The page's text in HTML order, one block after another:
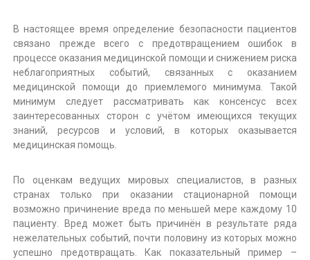
ч
е
с
к
а
я
и
к
л
и
н
н
и
к
В настоящее время определение безопасности пациентов
связано прежде всего с предотвращением ошибок в
процессе оказания медицинской помощи и снижением риска
неблагоприятных событий, связанных с оказанием
медицинской помощи до приемлемого минимума. Такой
минимум следует рассматривать как консенсус всех
заинтересованных сторон с учётом имеющихся текущих
знаний, ресурсов и условий, в которых оказывается
медицинская помощь.
По оценкам ведущих мировых специалистов, в разных
странах только при оказании стационарной помощи
возможно причинение вреда по меньшей мере каждому 10
пациенту. Вред может быть причинён в результате ряда
нежелательных событий, почти половину из которых можно
успешно предотвращать. Как показательный пример –